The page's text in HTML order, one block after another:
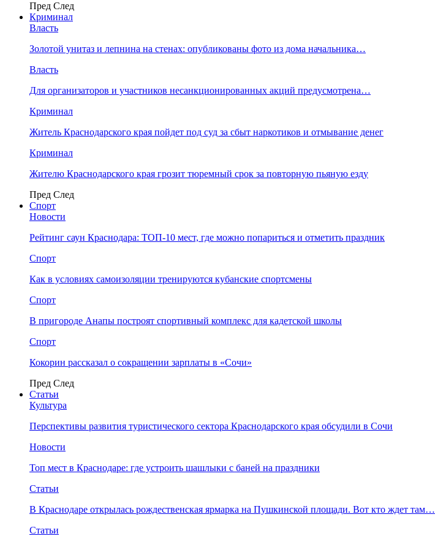
Пред След
Криминал
Власть
​Золотой унитаз и лепнина на стенах: опубликованы фото из дома начальника…
Власть
Для организаторов и участников несанкционированных акций предусмотрена…
Криминал
Житель Краснодарского края пойдет под суд за сбыт наркотиков и отмывание денег
Криминал
Жителю Краснодарского края грозит тюремный срок за повторную пьяную езду
Пред След
Спорт
Новости
Рейтинг саун Краснодара: ТОП-10 мест, где можно попариться и отметить праздник
Спорт
Как в условиях самоизоляции тренируются кубанские спортсмены
Спорт
В пригороде Анапы построят спортивный комплекс для кадетской школы
Спорт
Кокорин рассказал о сокращении зарплаты в «Сочи»
Пред След
Статьи
Культура
Перспективы развития туристического сектора Краснодарского края обсудили в Сочи
Новости
Топ мест в Краснодаре: где устроить шашлыки с баней на праздники
Статьи
В Краснодаре открылась рождественская ярмарка на Пушкинской площади. Вот кто ждет там…
Статьи